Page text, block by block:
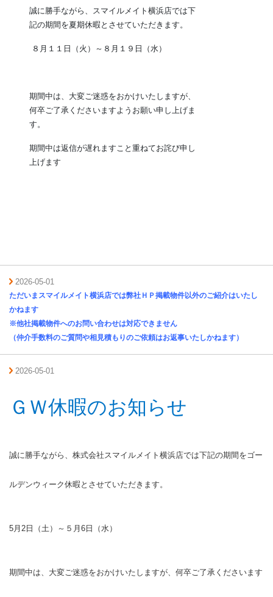
誠に勝手ながら、スマイルメイト横浜店では下
記の期間を夏期休暇とさせていただきます。
８月１１日（火）～８月１９日（水）
期間中は、大変ご迷惑をおかけいたしますが、
何卒ご了承くださいますようお願い申し上げま
す。
期間中は返信が遅れますこと重ねてお詫び申し
上げます
2026-05-01
ただいまスマイルメイト横浜店では弊社ＨＰ掲載物件以外のご紹介はいたし
かねます
※他社掲載物件へのお問い合わせは対応できません
（仲介手数料のご質問や相見積もりのご依頼はお返事いたしかねます）
2026-05-01
ＧＷ休暇のお知らせ
誠に勝手ながら、株式会社スマイルメイト横浜店では下記の期間をゴー
ルデンウィーク休暇とさせていただきます。
5月2日（土）～５月6日（水）
期間中は、大変ご迷惑をおかけいたしますが、何卒ご了承くださいます